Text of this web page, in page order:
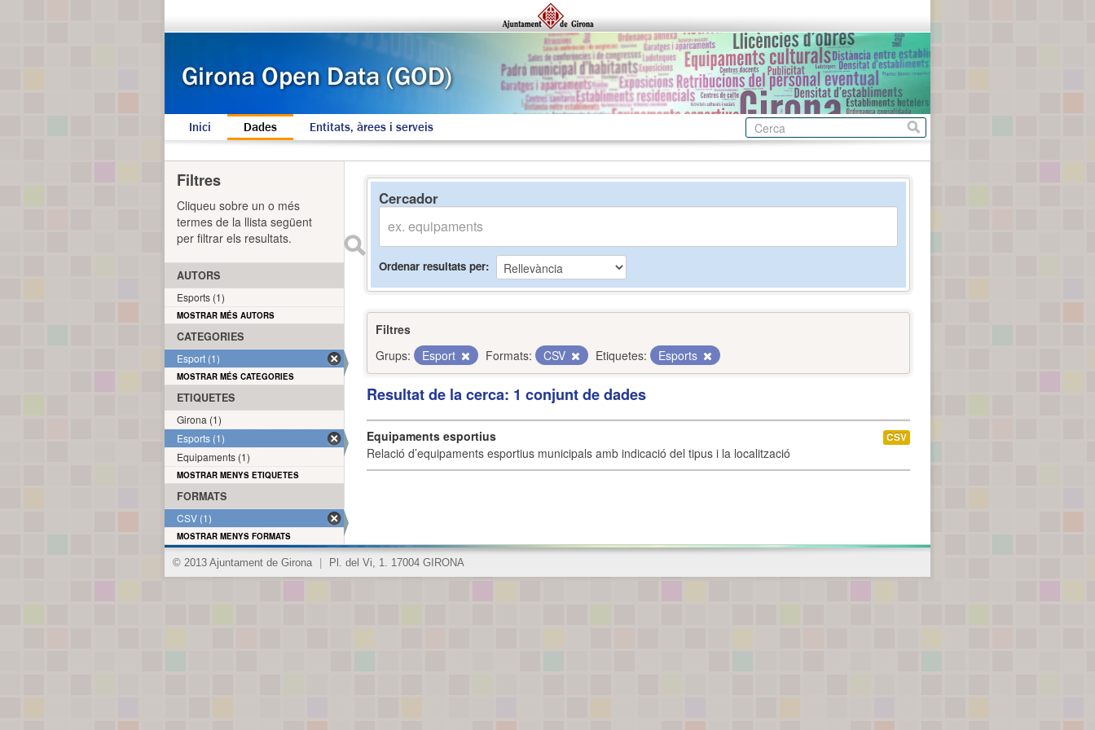
Inici Dades Entitats, àrees i serveis
Cercador
Ordenar resultats per
Filtres
Grups:
Esport Formats: CSV Etiquetes: Esports
Resultat de la cerca: 1 conjunt de dades
Equipaments esportius
Relació d’equipaments esportius municipals amb indicació del tipus i la localització
CSV
Filtres
Cliqueu sobre un o més
termes de la llista següent
per filtrar els resultats.
AUTORS
Esports (1)
MOSTRAR MÉS AUTORS
CATEGORIES
Esport (1)
MOSTRAR MÉS CATEGORIES
ETIQUETES
Girona (1)
Esports (1)
Equipaments (1)
MOSTRAR MENYS ETIQUETES
FORMATS
CSV (1)
MOSTRAR MENYS FORMATS
© 2013 Ajuntament de Girona Pl. del Vi, 1. 17004 GIRONA